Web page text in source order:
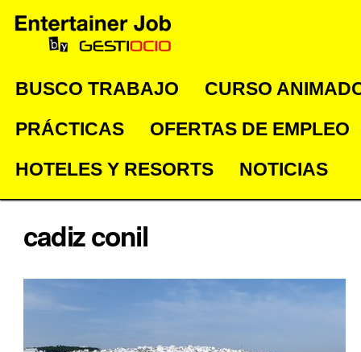
Cambiar
a
Saltar
a
navegación
Herramientas
Personales
Navegación
BUSCO TRABAJO
CURSO
PRÁCTICAS
OFERTAS DE EMPLEO
HOTELES Y RESORTS
NOTICIAS
cadiz conil